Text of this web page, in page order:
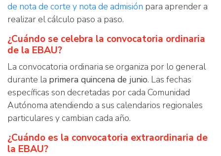
de nota de corte y nota de admisión para aprender a
realizar el cálculo paso a paso.
¿Cuándo se celebra la convocatoria ordinaria
de la EBAU?
La convocatoria ordinaria se organiza por lo general
durante la primera quincena de junio. Las fechas
específicas son decretadas por cada Comunidad
Autónoma atendiendo a sus calendarios regionales
particulares y cambian cada año.
¿Cuándo es la convocatoria extraordinaria de
la EBAU?